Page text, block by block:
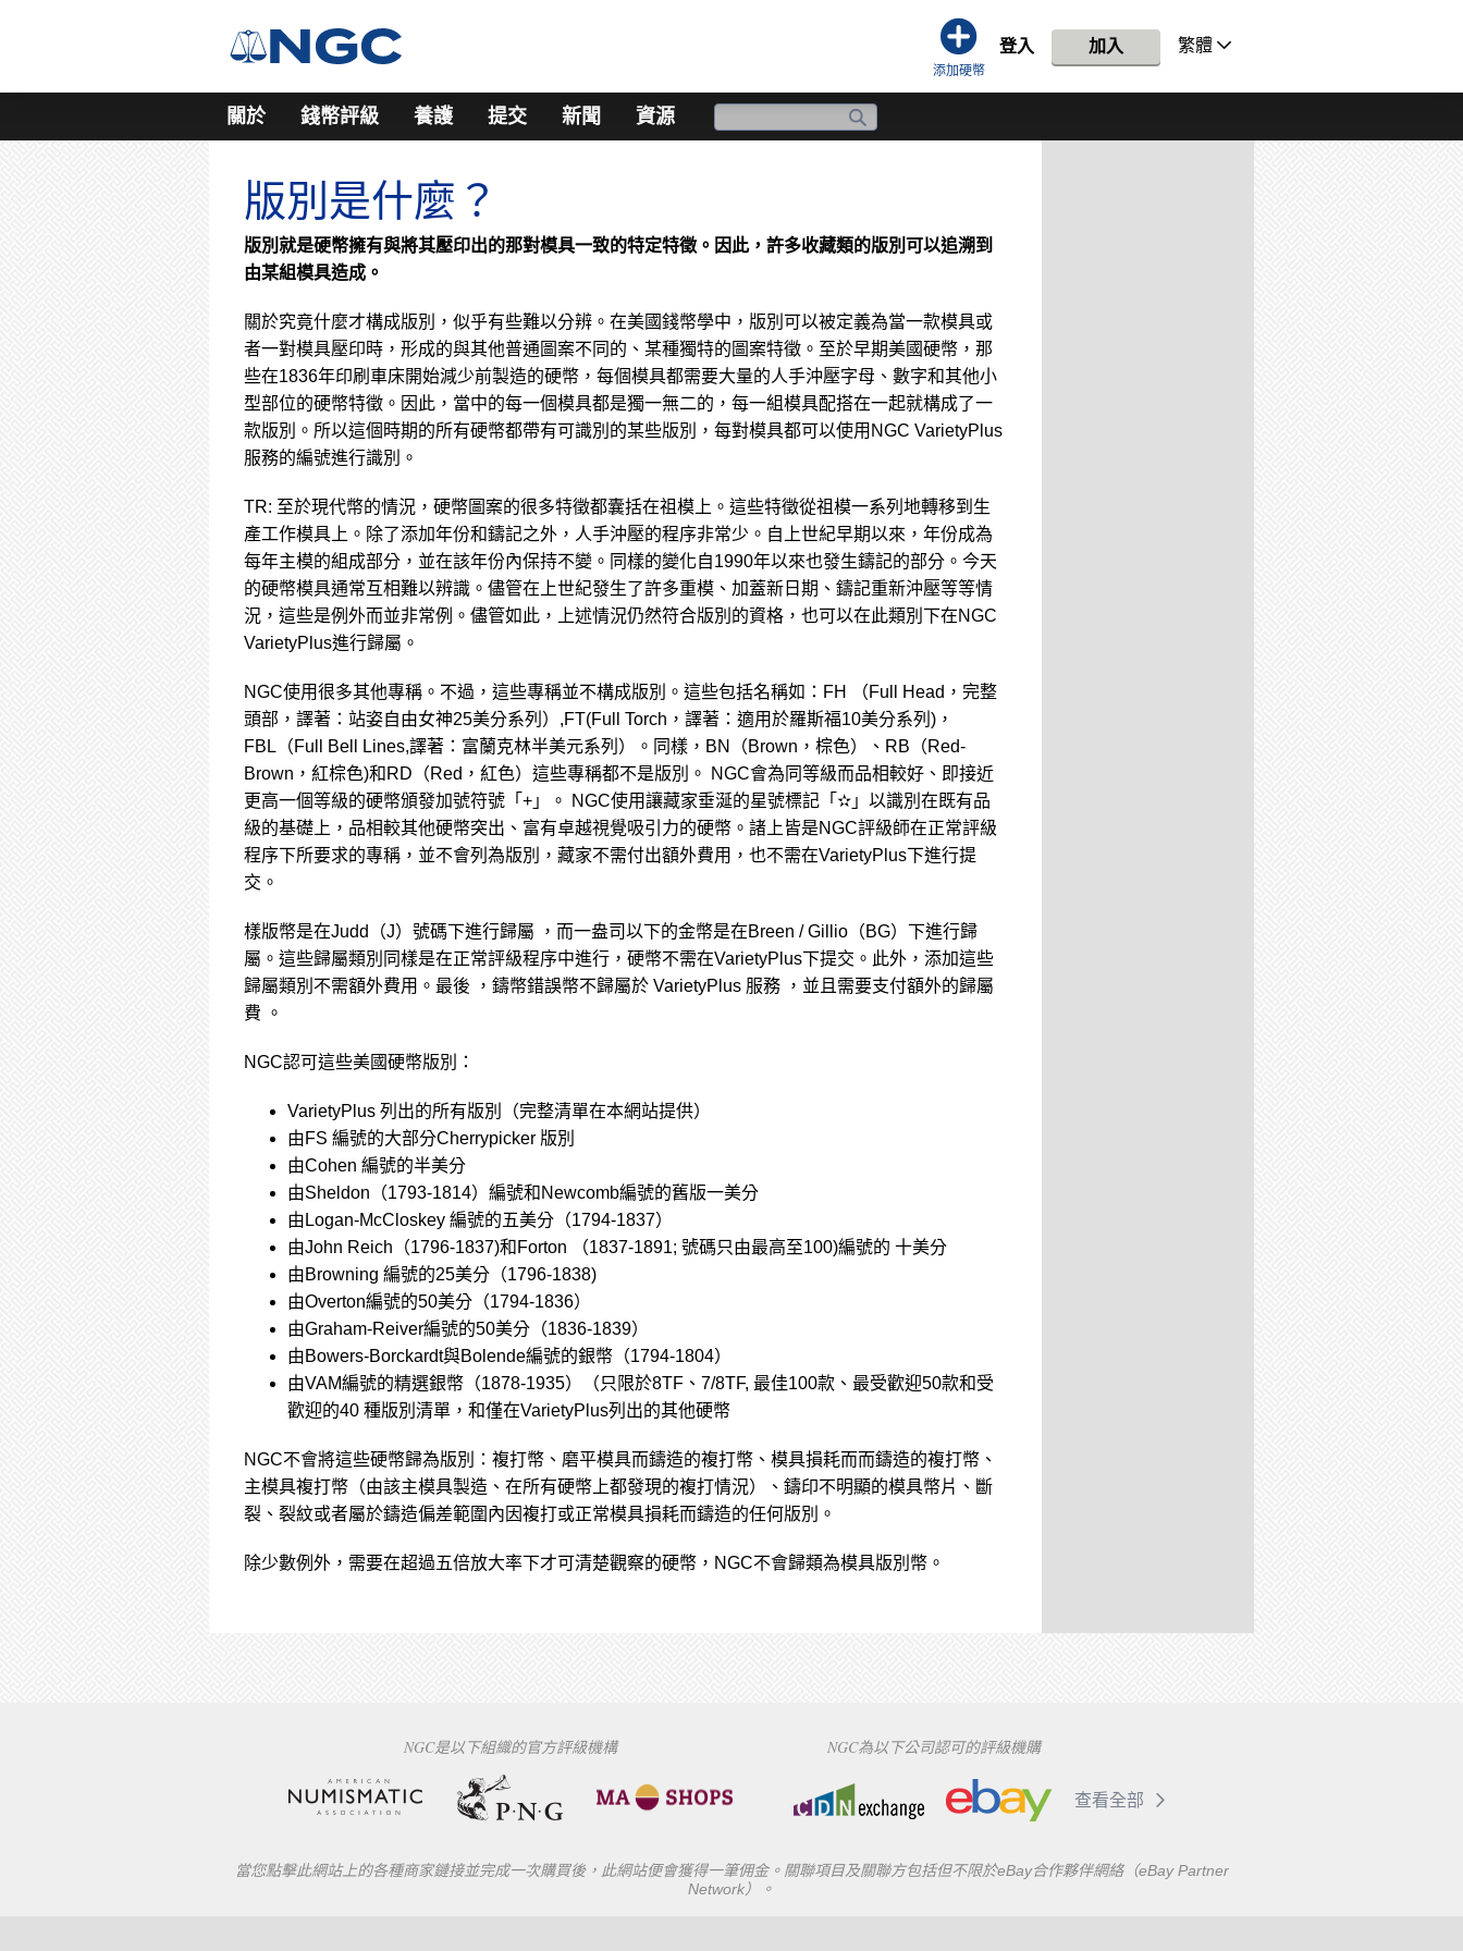
添加硬幣
登入 加入 繁體
關於 錢幣評級 養護 提交 新聞 資源
版別是什麼？
版別就是硬幣擁有與將其壓印出的那對模具一致的特定特徵。因此，許多收藏類的版別可以追溯到
由某組模具造成。
關於究竟什麼才構成版別，似乎有些難以分辨。在美國錢幣學中，版別可以被定義為當一款模具或
者一對模具壓印時，形成的與其他普通圖案不同的、某種獨特的圖案特徵。至於早期美國硬幣，那
些在1836年印刷車床開始減少前製造的硬幣，每個模具都需要大量的人手沖壓字母、數字和其他小
型部位的硬幣特徵。因此，當中的每一個模具都是獨一無二的，每一組模具配搭在一起就構成了一
款版別。所以這個時期的所有硬幣都帶有可識別的某些版別，每對模具都可以使用NGC VarietyPlus
服務的編號進行識別。
TR: 至於現代幣的情況，硬幣圖案的很多特徵都囊括在祖模上。這些特徵從祖模一系列地轉移到生
產工作模具上。除了添加年份和鑄記之外，人手沖壓的程序非常少。自上世紀早期以來，年份成為
每年主模的組成部分，並在該年份內保持不變。同樣的變化自1990年以來也發生鑄記的部分。今天
的硬幣模具通常互相難以辨識。儘管在上世紀發生了許多重模、加蓋新日期、鑄記重新沖壓等等情
況，這些是例外而並非常例。儘管如此，上述情況仍然符合版別的資格，也可以在此類別下在NGC
VarietyPlus進行歸屬。
NGC使用很多其他專稱。不過，這些專稱並不構成版別。這些包括名稱如：FH （Full Head，完整
頭部，譯著：站姿自由女神25美分系列）,FT(Full Torch，譯著：適用於羅斯福10美分系列)，
FBL（Full Bell Lines,譯著：富蘭克林半美元系列）。同樣，BN（Brown，棕色）、RB（Red-
Brown，紅棕色)和RD（Red，紅色）這些專稱都不是版別。 NGC會為同等級而品相較好、即接近
更高一個等級的硬幣頒發加號符號「+」。 NGC使用讓藏家垂涎的星號標記「✫」以識別在既有品
級的基礎上，品相較其他硬幣突出、富有卓越視覺吸引力的硬幣。諸上皆是NGC評級師在正常評級
程序下所要求的專稱，並不會列為版別，藏家不需付出額外費用，也不需在VarietyPlus下進行提
交。
樣版幣是在Judd（J）號碼下進行歸屬 ，而一盎司以下的金幣是在Breen / Gillio（BG）下進行歸
屬。這些歸屬類別同樣是在正常評級程序中進行，硬幣不需在VarietyPlus下提交。此外，添加這些
歸屬類別不需額外費用。最後 ，鑄幣錯誤幣不歸屬於 VarietyPlus 服務 ，並且需要支付額外的歸屬
費 。
NGC認可這些美國硬幣版別：
VarietyPlus 列出的所有版別（完整清單在本網站提供）
由FS 編號的大部分Cherrypicker 版別
由Cohen 編號的半美分
由Sheldon（1793-1814）編號和Newcomb編號的舊版一美分
由Logan-McCloskey 編號的五美分（1794-1837）
由John Reich（1796-1837)和Forton （1837-1891; 號碼只由最高至100)編號的 十美分
由Browning 編號的25美分（1796-1838)
由Overton編號的50美分（1794-1836）
由Graham-Reiver編號的50美分（1836-1839）
由Bowers-Borckardt與Bolende編號的銀幣（1794-1804）
由VAM編號的精選銀幣（1878-1935）（只限於8TF、7/8TF, 最佳100款、最受歡迎50款和受
歡迎的40 種版別清單，和僅在VarietyPlus列出的其他硬幣
NGC不會將這些硬幣歸為版別：複打幣、磨平模具而鑄造的複打幣、模具損耗而而鑄造的複打幣、
主模具複打幣（由該主模具製造、在所有硬幣上都發現的複打情況）、鑄印不明顯的模具幣片、斷
裂、裂紋或者屬於鑄造偏差範圍內因複打或正常模具損耗而鑄造的任何版別。
除少數例外，需要在超過五倍放大率下才可清楚觀察的硬幣，NGC不會歸類為模具版別幣。
NGC是以下組織的官方評級機構 NGC為以下公司認可的評級機購
查看全部
當您點擊此網站上的各種商家鏈接並完成一次購買後，此網站便會獲得一筆佣金。關聯項目及關聯方包括但不限於eBay合作夥伴網絡（eBay Partner
Network）。